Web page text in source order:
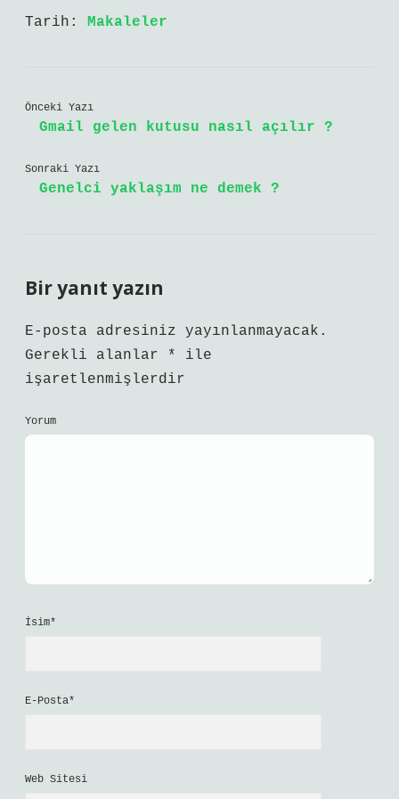
Tarih: Makaleler
Önceki Yazı
Gmail gelen kutusu nasıl açılır ?
Sonraki Yazı
Genelci yaklaşım ne demek ?
Bir yanıt yazın
E-posta adresiniz yayınlanmayacak.
Gerekli alanlar
*
ile
işaretlenmişlerdir
Yorum
İsim*
E-Posta*
Web Sitesi